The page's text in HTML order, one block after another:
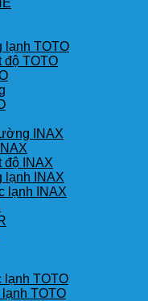
lạnh TOTO
độ TOTO
INAX
độ INAX
lạnh INAX
lạnh INAX
TOTO
TOTO